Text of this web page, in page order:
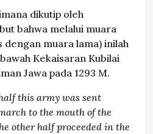
dikutip oleh
bahwa melalui muara
dengan muara lama) inilah
Kekaisaran Kubilai
Jawa pada 1293 M.
this army was sent
to the mouth of the
other half proceeded in the